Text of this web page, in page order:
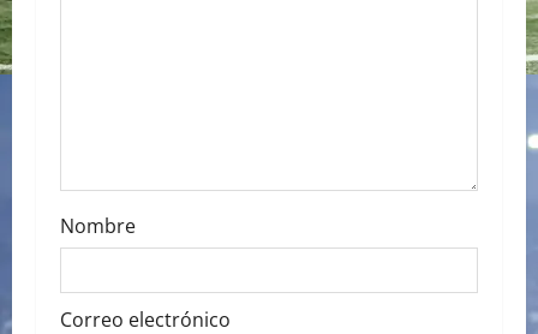
Nombre
Correo electrónico